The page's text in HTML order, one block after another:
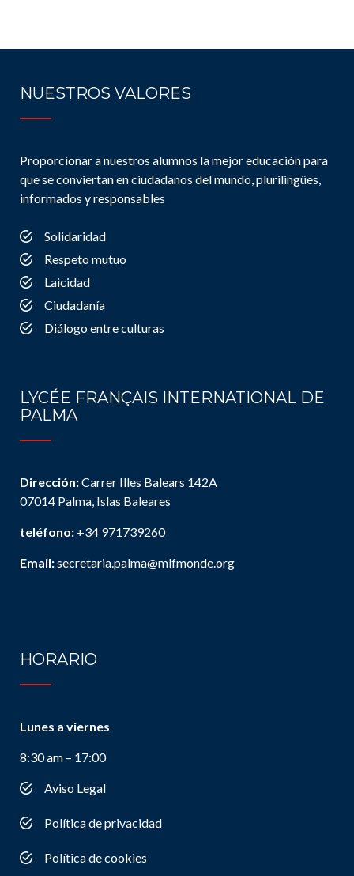
NUESTROS VALORES
Proporcionar a nuestros alumnos la mejor educación para
que se conviertan en ciudadanos del mundo, plurilingües,
informados y responsables
Solidaridad
Respeto mutuo
Laicidad
Ciudadanía
Diálogo entre culturas
LYCÉE FRANÇAIS INTERNATIONAL DE
PALMA
Dirección:Carrer Illes Balears 142A
07014 Palma, Islas Baleares
teléfono: +34 971739260
Email:secretaria.palma@mlfmonde.org
HORARIO
Lunes a viernes
8:30 am – 17:00
Aviso Legal
Política de privacidad
Política de cookies